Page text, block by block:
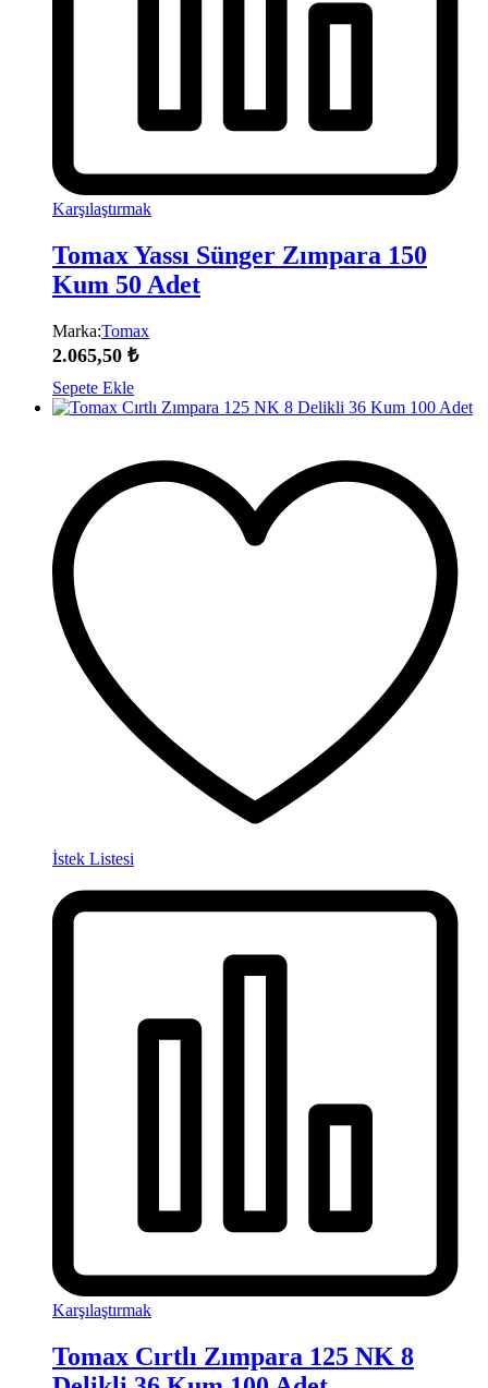
Karşılaştırmak
Tomax Yassı Sünger Zımpara 150
Kum 50 Adet
Marka:Tomax
2.065,50 ₺
Sepete Ekle
İstek Listesi
Karşılaştırmak
Tomax Cırtlı Zımpara 125 NK 8